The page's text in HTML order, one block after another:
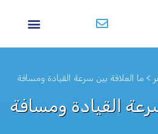
> ما العلاقة بين سرعة القيادة ومسافة
القيادة ومسافة